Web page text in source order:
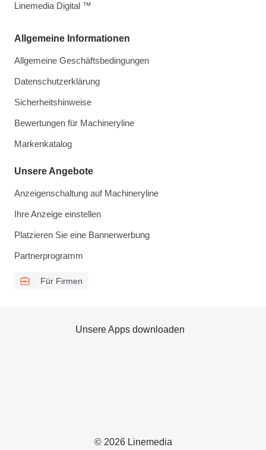
Allgemeine Informationen
Allgemeine Geschäftsbedingungen
Datenschutzerklärung
Sicherheitshinweise
Bewertungen für Machineryline
Markenkatalog
Unsere Angebote
Anzeigenschaltung auf Machineryline
Ihre Anzeige einstellen
Platzieren Sie eine Bannerwerbung
Partnerprogramm
Für Firmen
Linemedia Digital ™
© 2026 Linemedia
Unsere Apps downloaden